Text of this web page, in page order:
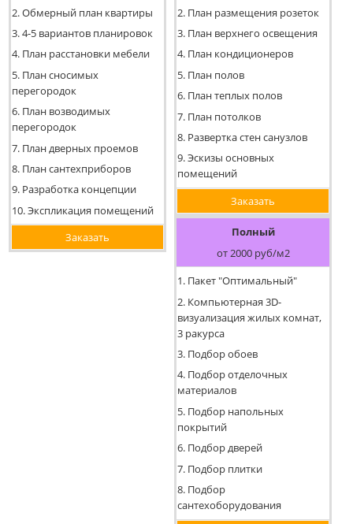
2. Обмерный план квартиры
3. 4-5 вариантов планировок
4. План расстановки мебели
5. План сносимых
перегородок
6. План возводимых
перегородок
7. План дверных проемов
8. План сантехприборов
9. Разработка концепции
10. Экспликация помещений
Заказать
2. План размещения розеток
3. План верхнего освещения
4. План кондиционеров
5. План полов
6. План теплых полов
7. План потолков
8. Развертка стен санузлов
9. Эскизы основных
помещений
Заказать
Полный
от 2000 руб/м2
1. Пакет "Оптимальный"
2. Компьютерная 3D-
визуализация жилых комнат,
3 ракурса
3. Подбор обоев
4. Подбор отделочных
материалов
5. Подбор напольных
покрытий
6. Подбор дверей
7. Подбор плитки
8. Подбор
сантехоборудования